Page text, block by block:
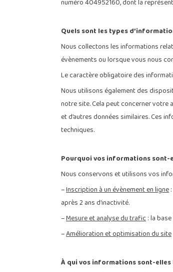
numéro 404952160, dont la
Quels sont les types
Nous collectons les informations
évènements ou lorsque vous nous
Le caractère obligatoire des
Nous utilisons également des
notre site. Cela peut concerner votre
et d’autres données similaires. Ces
techniques.
Pourquoi vos informations sont-
Nous conservons et utilisons vos
–Inscription à un évènement en ligne
après 2 ans d’inactivité.
–Mesure et analyse du trafic: la
–Amélioration et optimisation du site
À qui vos informations sont-elles